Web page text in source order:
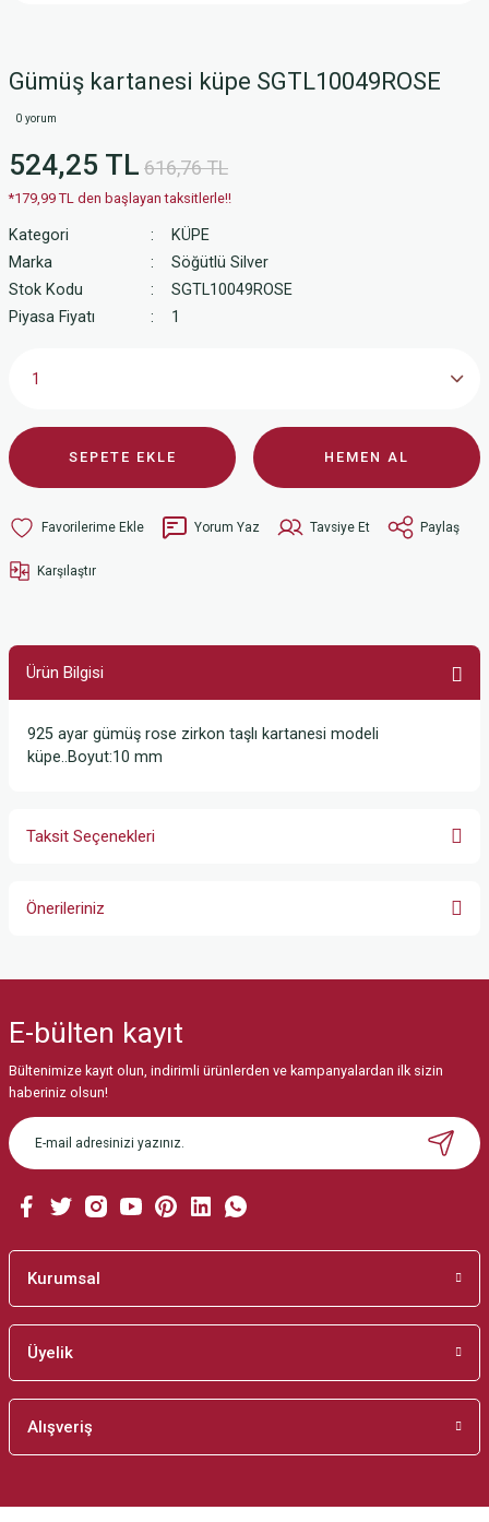
Gümüş kartanesi küpe SGTL10049ROSE
0 yorum
524,25 TL 616,76 TL
*179,99 TL den başlayan taksitlerle!!
Kategori
KÜPE
Marka
Söğütlü Silver
Stok Kodu
SGTL10049ROSE
Piyasa Fiyatı
1
SEPETE EKLE HEMEN AL
Yorum Yaz Tavsiye Et Paylaş
Karşılaştır
Ürün Bilgisi
925 ayar gümüş rose zirkon taşlı kartanesi modeli
küpe..Boyut:10 mm
Taksit Seçenekleri
Önerileriniz
Görüş ve önerileriniz için teşekkür ederiz.
Ürün resmi kalitesiz, bozuk veya görüntülenemiyor.
Ürün açıklamasında eksik bilgiler bulunuyor.
Ürün bilgilerinde hatalar bulunuyor.
Bu ürüne benzer farklı alternatifler olmalı.
E-bülten kayıt
Bültenimize kayıt olun, indirimli ürünlerden ve kampanyalardan ilk sizin
haberiniz olsun!
Kurumsal
Üyelik
Alışveriş